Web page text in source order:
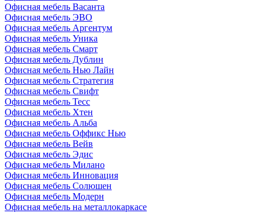
Офисная мебель Васанта
Офисная мебель ЭВО
Офисная мебель Аргентум
Офисная мебель Уника
Офисная мебель Смарт
Офисная мебель Дублин
Офисная мебель Нью Лайн
Офисная мебель Стратегия
Офисная мебель Свифт
Офисная мебель Тесс
Офисная мебель Хтен
Офисная мебель Альба
Офисная мебель Оффикс Нью
Офисная мебель Вейв
Офисная мебель Эдис
Офисная мебель Милано
Офисная мебель Инновация
Офисная мебель Солюшен
Офисная мебель Модерн
Офисная мебель на металлокаркасе